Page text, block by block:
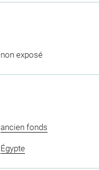
non exposé
ancien fonds
Égypte